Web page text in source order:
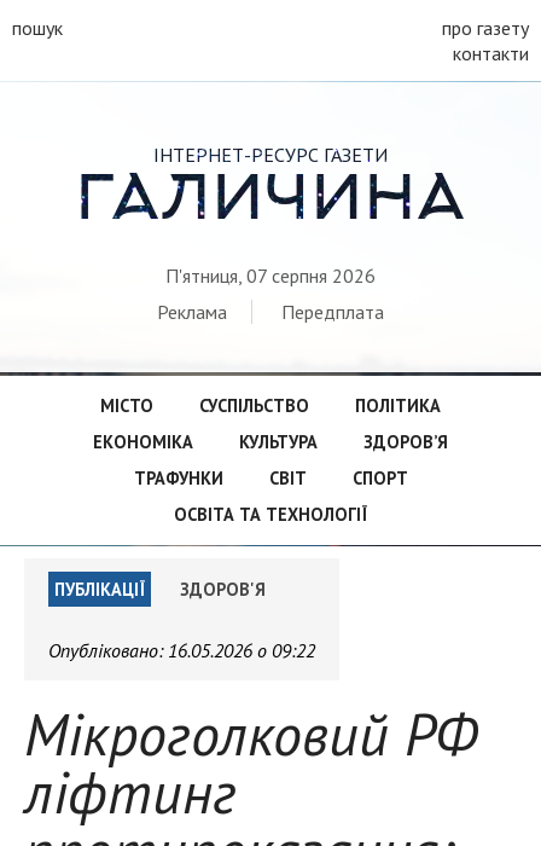
пошук
про газету
контакти
ІНТЕРНЕТ-РЕСУРС ГАЗЕТИ
ГАЛИЧИНА
П'ятниця, 07 серпня 2026
Реклама
Передплата
МІСТО СУСПІЛЬСТВО
ПОЛІТИКА
ЕКОНОМІКА
КУЛЬТУРА
ЗДОРОВ’Я
ТРАФУНКИ
СВІТ
СПОРТ
ОСВІТА ТА ТЕХНОЛОГІЇ
ПУБЛІКАЦІЇ ЗДОРОВ'Я
Опубліковано: 16.05.2026 о 09:22
Мікроголковий РФ
ліфтинг